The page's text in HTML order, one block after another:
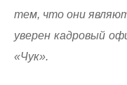
тем, что они
уверен кадровый
«Чук».